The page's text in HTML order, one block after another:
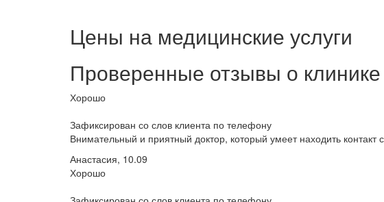
Цены на медицинские услуги
Проверенные отзывы о клинике
Хорошо
Зафиксирован со слов клиента по телефону
Внимательный и приятный доктор, который умеет находить
Анастасия, 10.09
Хорошо